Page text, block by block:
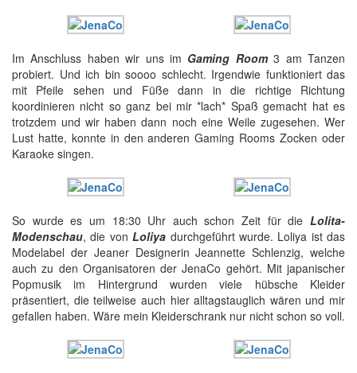
Im Anschluss haben wir uns im Gaming Room3 am Tanzen
probiert. Und ich bin soooo schlecht. Irgendwie funktioniert das
mit Pfeile sehen und Füße dann in die richtige Richtung
koordinieren nicht so ganz bei mir *lach* Spaß gemacht hat es
trotzdem und wir haben dann noch eine Weile zugesehen. Wer
Lust hatte, konnte in den anderen Gaming Rooms Zocken oder
Karaoke singen.
So wurde es um 18:30 Uhr auch schon Zeit für die Lolita-
Modenschau, die vonLoliya durchgeführt wurde. Loliya ist das
Modelabel der Jeaner Designerin Jeannette Schlenzig, welche
auch zu den Organisatoren der JenaCo gehört. Mit japanischer
Popmusik im Hintergrund wurden viele hübsche Kleider
präsentiert, die teilweise auch hier alltagstauglich wären und mir
gefallen haben. Wäre mein Kleiderschrank nur nicht schon so voll.